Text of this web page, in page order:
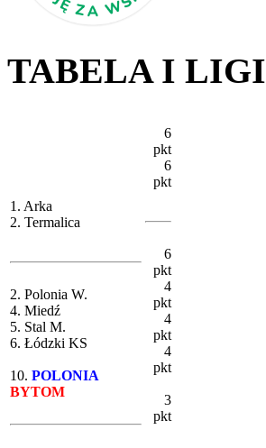
TABELA I LIGI
1. Arka
2. Termalica
2. Polonia W.
4. Miedź
5. Stal M.
6. Łódzki KS
10. POLONIA
BYTOM
6
pkt
6
pkt
6
pkt
4
pkt
4
pkt
4
pkt
3
pkt